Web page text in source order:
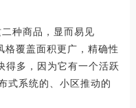
种商品，显而易见
覆盖面积更广，精确性
得多，因为它有一个活跃
式系统的、小区推动的